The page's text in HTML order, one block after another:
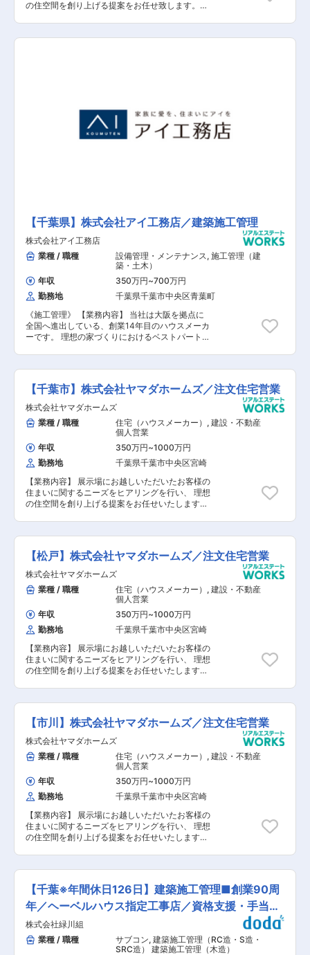
の住空間を創り上げる提案をお任せ致します。土
す。 【具体的な業務内容】 ■展示場へお越しい
産領域を担当する同社での募集となります。ヤマ
ダホールディングスグループのグループシナジー
を活用した集客導線が確立されており、安定して
【千葉県】株式会社アイ工務店／建築施工管理
株式会社アイ工務店
業種 / 職種
設備管理・メンテナンス, 施工管理（建
築・土木）
年収
350万円~700万円
勤務地
千葉県千葉市中央区青葉町
《施工管理》 【業務内容】 当社は大阪を拠点に
全国へ進出している、創業14年目のハウスメーカ
ーです。 理想の家づくりにおけるベストパートナ
長性を推移する同社。社員数は1,500名、売り上
げは1,000億円目前。同社と共に成長頂ける人財
を募集いたします。 【具体的には】 契約内容や
設計図面を確認しながら、着工からお引き渡しま
での施工管理全般を担当します。建築現場では、
職方や関連メーカーと連携しお客様の想いがつま
ったマイホームを施工していきます。 「お客様に
よろこばれる家づくり」のため、お客様に応じた
空間提案が強みの同社の住宅はお客様に応じ
様々。しっかりと経験を積んでいただける環境で
す。 現状工期は4ヶ月前後、年間約25～30棟の
工事をお任せ致します。 未経験の方・経験が浅い
方は、まずは先輩社員との同行からスタートいた
◆転勤無/成長率No.1ハウスメーカー/高品質の家
づくり/資格祝金最大200万円 ～頑張りが評価・
ティブあり／追い風◎売上成長率No.1のハウスメ
ーカー～ ■はたらく環境： 2010年に設立され、
事業発展を続けてきた当社。社員1人1人が会社を
つくっていくという気概の元働いています。積極
的なチャレンジも推奨しており、1人1人が意見を
言いやすい社風です。また、「家族の支え、理解
があってこそ、楽しく仕事ができる」という社長
の考えもあり、自分の仕事や、どんな方々と働い
ているのかということを理解してもらう、日ごろ
の支えに感謝する意味も込めて季節に合わせて、
パートナー企業、家族も参加できる社内イベント
ー、夏には家族キャンプ、社員旅行と盛り沢山の
イベントで社員全員が楽しんでます。 また、勤務
力。お客様のご都合で休日出勤等が発生した場合
は、必ず振休を取得いただきます。
【千葉市】株式会社ヤマダホームズ／注文住宅営業
株式会社ヤマダホームズ
業種 / 職種
住宅（ハウスメーカー） , 建設・不動産
個人営業
年収
350万円~1000万円
勤務地
千葉県千葉市中央区宮崎
【業務内容】 展示場にお越しいただいたお客様の
住まいに関するニーズをヒアリングを行い、 理想
の住空間を創り上げる提案をお任せいたします。
要望ヒアリング ■定期的な連絡（メール・電
話） 2. 提案・契約 ■家づくりのプランニン
グ・提案 ■契約対応 3. 社内調整・工事準備
■設計士との打合せ（間取り・仕様など） 4. 引渡
し・アフターフォロー ■引渡し対応 ■アフタ
ーフォロー など 【未経験の場合】 入社後3年
程度はアシスタント業務をお任せします。
【松戸】株式会社ヤマダホームズ／注文住宅営業
株式会社ヤマダホームズ
業種 / 職種
住宅（ハウスメーカー） , 建設・不動産
個人営業
年収
350万円~1000万円
勤務地
千葉県千葉市中央区宮崎
【業務内容】 展示場にお越しいただいたお客様の
住まいに関するニーズをヒアリングを行い、 理想
の住空間を創り上げる提案をお任せいたします。
要望ヒアリング ■定期的な連絡（メール・電
話） 2. 提案・契約 ■家づくりのプランニン
グ・提案 ■契約対応 3. 社内調整・工事準備
■設計士との打合せ（間取り・仕様など） 4. 引渡
し・アフターフォロー ■引渡し対応 ■アフタ
ーフォロー など 【未経験の場合】 入社後3年
程度はアシスタント業務をお任せします。
【市川】株式会社ヤマダホームズ／注文住宅営業
株式会社ヤマダホームズ
業種 / 職種
住宅（ハウスメーカー） , 建設・不動産
個人営業
年収
350万円~1000万円
勤務地
千葉県千葉市中央区宮崎
【業務内容】 展示場にお越しいただいたお客様の
住まいに関するニーズをヒアリングを行い、 理想
の住空間を創り上げる提案をお任せいたします。
要望ヒアリング ■定期的な連絡（メール・電
話） 2. 提案・契約 ■家づくりのプランニン
グ・提案 ■契約対応 3. 社内調整・工事準備
■設計士との打合せ（間取り・仕様など） 4. 引渡
し・アフターフォロー ■引渡し対応 ■アフタ
ーフォロー など 【未経験の場合】 入社後3年
程度はアシスタント業務をお任せします。
【千葉※年間休日126日】建築施工管理■創業90周
年／ヘーベルハウス指定工事店／資格支援・手当充
実
株式会社緑川組
業種 / 職種
サブコン, 建築施工管理（RC造・S造・
SRC造） 建築施工管理（木造）